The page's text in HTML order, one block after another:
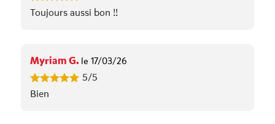
Toujours aussi bon !!
Myriam G. le 17/03/26
5/5
Bien